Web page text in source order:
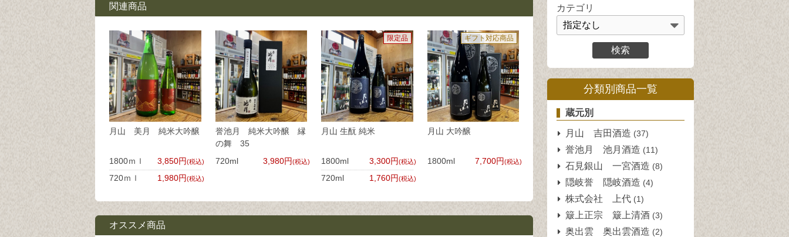
関連商品
月山 美月 純米大吟醸
1800ｍｌ 3,850円(税込)
720ｍｌ 1,980円(税込)
誉池月 純米大吟醸 縁
の舞 35
720ml
3,980円(税込)
月山 生酛 純米
限定品
1800ml 3,300円(税込)
720ml 1,760円(税込)
月山 大吟醸
ギフト対応商品
1800ml 7,700円(税込)
オススメ商品
カテゴリ
分類別商品一覧
蔵元別
月山 吉田酒造 (37)
誉池月 池月酒造 (11)
石見銀山 一宮酒造 (8)
隠岐誉 隠岐酒造 (4)
株式会社 上代 (1)
簸上正宗 簸上清酒 (3)
奥出雲 奥出雲酒造 (2)